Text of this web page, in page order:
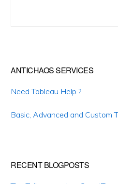
ANTICHAOS SERVICES
Need Tableau Help ?
Basic, Advanced and Custom
RECENT BLOGPOSTS